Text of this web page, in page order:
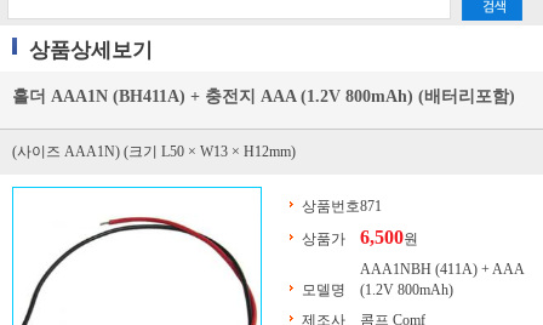
상품상세보기
홀더 AAA1N (BH411A) + 충전지 AAA (1.2V 800mAh) (배터리포함)
(사이즈 AAA1N) (크기 L50 × W13 × H12mm)
상품번호871
상품가
6,500원
모델명
AAA1NBH (411A) + AAA
(1.2V 800mAh)
제조사
콤프 Comf